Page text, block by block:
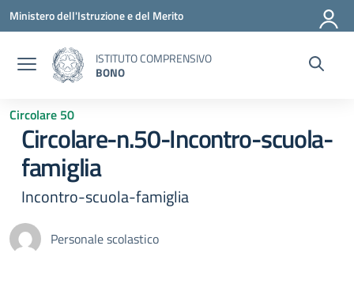
Vai ai contenuti
Vai al menu di navigazione
Vai al footer
Ministero dell'Istruzione e del Merito
ISTITUTO COMPRENSIVO
BONO
Circolare 50
Circolare-n.50-Incontro-scuola-
famiglia
Incontro-scuola-famiglia
Personale scolastico